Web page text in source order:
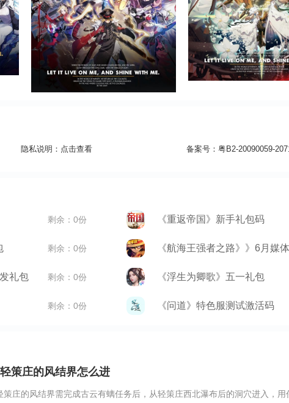
隐私说明： 点击查看 备案号： 粤B2-20090059-
剩余：0份 《重返帝国》新手礼包码
剩余：0份
礼包 剩余：0份 《浮生为卿歌》五一礼包
剩余：0份 《问道》特色服测试激活码
策庄的风结界怎么进
策庄的风结界需完成古云有螭任务后，从轻策庄西北瀑布后的洞穴进入，用